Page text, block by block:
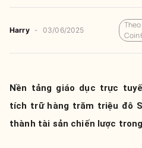
Harry - 03/06/2025
Nền tảng giáo dục trực
tích trữ hàng trăm triệu đô
thành tài sản chiến lược